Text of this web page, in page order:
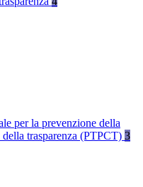
per la prevenzione della
trasparenza (PTPCT) 3